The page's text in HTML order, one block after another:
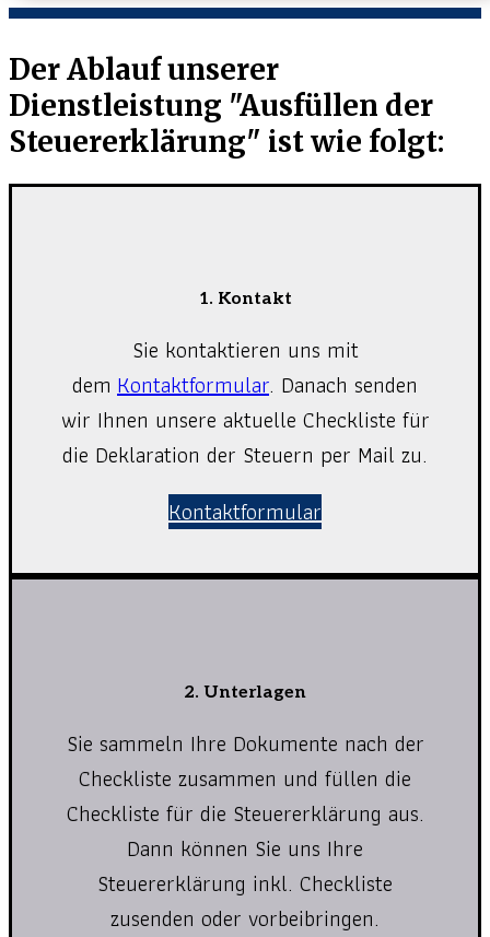
Der Ablauf unserer
Dienstleistung "Ausfüllen der
Steuererklärung" ist wie folgt:
1. Kontakt
Sie kontaktieren uns mit
dem Kontaktformular. Danach senden
wir Ihnen unsere aktuelle Checkliste für
die Deklaration der Steuern per Mail zu.
Kontaktformular
2. Unterlagen
Sie sammeln Ihre Dokumente nach der
Checkliste zusammen und füllen die
Checkliste für die Steuererklärung aus.
Dann können Sie uns Ihre
Steuererklärung inkl. Checkliste
zusenden oder vorbeibringen.